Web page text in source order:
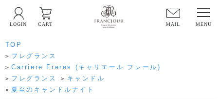
MAIL
LOGIN CART
TOP
> フレグランス
> Carriere Freres (キャリエール フレール)
> フレグランス > キャンドル
> 夏至のキャンドルナイト